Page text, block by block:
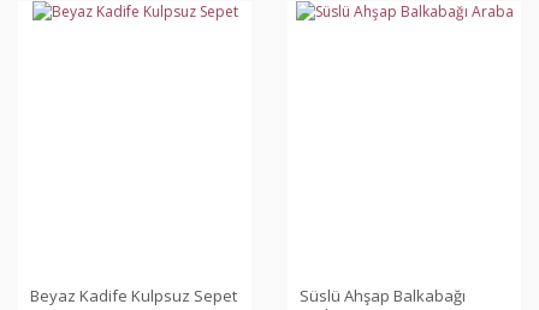
Beyaz Kadife Kulpsuz Sepet
Süslü Ahşap Balkabağı